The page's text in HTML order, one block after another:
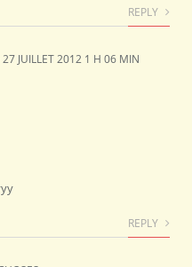
REPLY
27 JUILLET 2012 1 H 06 MIN
REPLY